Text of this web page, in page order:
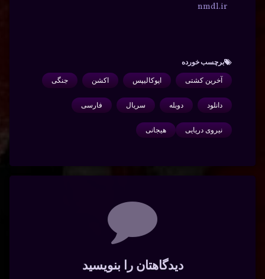
nmdl.ir
برچسب‌ خورده
آخرین کشتی اپوکالیپس اکشن جنگی
دانلود دوبله سریال فارسی
نیروی دریایی هیجانی
دیدگاهتان را بنویسید